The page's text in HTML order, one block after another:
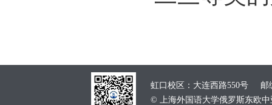
虹口校区：大连西路550号 邮
© 上海外国语大学俄罗斯东欧中